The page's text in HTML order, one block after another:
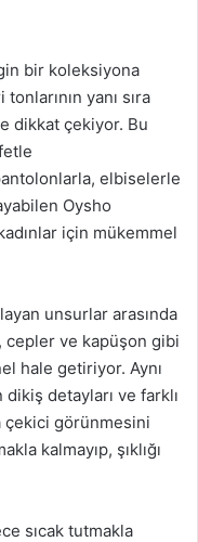
bir koleksiyona
yanı sıra
dikkat çekiyor. Bu
elbiselerle
Oysho
için mükemmel
unsurlar arasında
cepler ve kapüşon gibi
hale getiriyor. Aynı
detayları ve farklı
çekici görünmesini
kalmayıp, şıklığı
sıcak tutmakla